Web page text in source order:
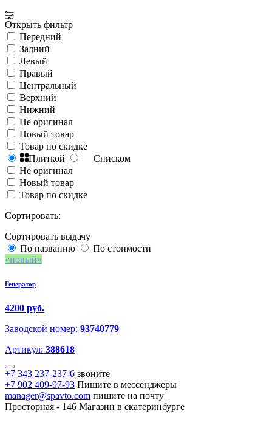
Открыть фильтр
Передний
Задний
Левый
Правый
Центральный
Верхний
Нижний
Не оригинал
Новый товар
Товар по скидке
Плиткой
Списком
Не оригинал
Новый товар
Товар по скидке
Сортировать:
Сортировать выдачу
По названию
По стоимости
новый
Генератор
4200 руб.
Заводской номер: 93740779
Артикул: 388618
+7 343 237-237-6 звоните
+7 902 409-97-93 Пишите в мессенджеры
manager@spavto.com пишите на почту
Просторная - 146 Магазин в екатеринбурге